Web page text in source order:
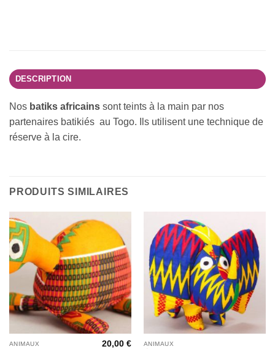
DESCRIPTION
Nos batiks africains sont teints à la main par nos
partenaires batikiés au Togo. Ils utilisent une technique de
réserve à la cire.
PRODUITS SIMILAIRES
ANIMAUX 20,00€ ANIMAUX